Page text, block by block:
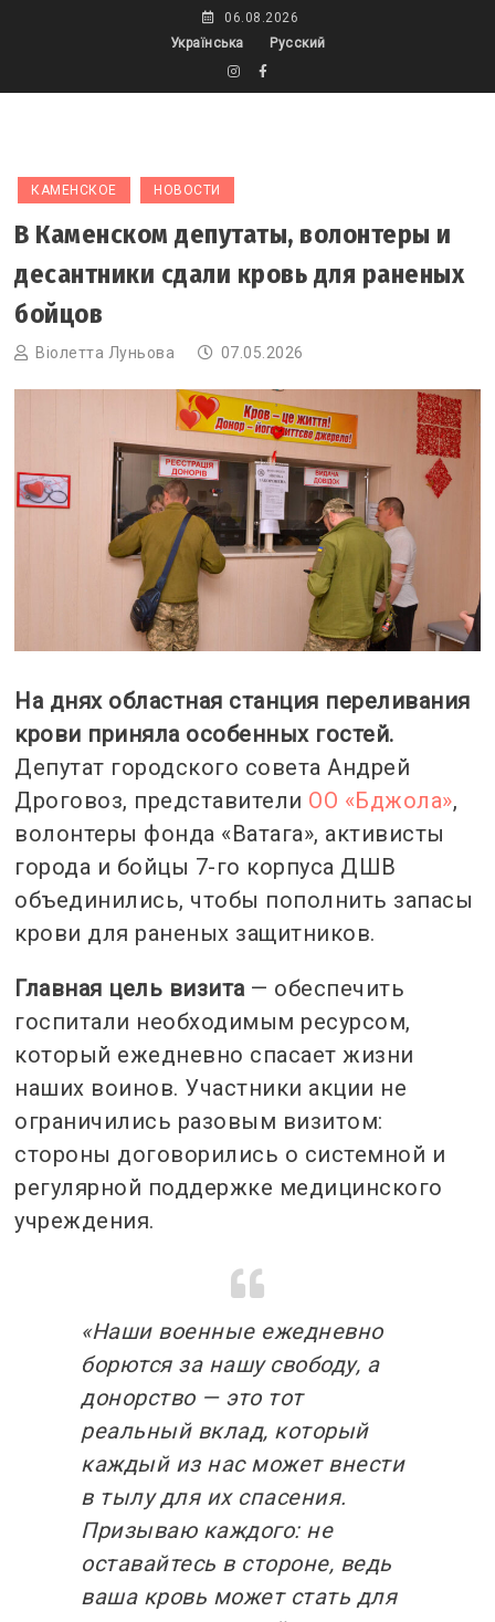
06.08.2026
Українська
Русский
КАМЕНСКОЕ НОВОСТИ
В Каменском депутаты, волонтеры и
десантники сдали кровь для раненых
бойцов
Віолетта Луньова 07.05.2026
На днях областная станция переливания
крови приняла особенных гостей.
Депутат городского совета Андрей
Дроговоз, представители ОО «Бджола»,
волонтеры фонда «Ватага», активисты
города и бойцы 7-го корпуса ДШВ
объединились, чтобы пополнить запасы
крови для раненых защитников.
Главная цель визита— обеспечить
госпитали необходимым ресурсом,
который ежедневно спасает жизни
наших воинов. Участники акции не
ограничились разовым визитом:
стороны договорились о системной и
регулярной поддержке медицинского
учреждения.
«Наши военные ежедневно
борются за нашу свободу, а
донорство — это тот
реальный вклад, который
каждый из нас может внести
в тылу для их спасения.
Призываю каждого: не
оставайтесь в стороне, ведь
ваша кровь может стать для